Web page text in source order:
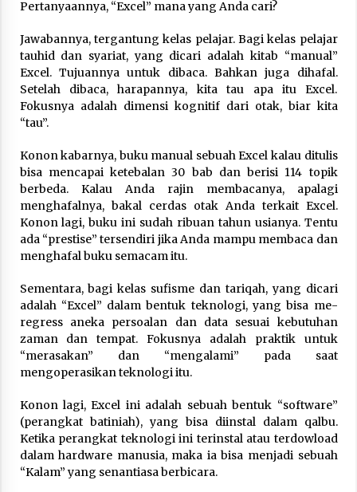
Pertanyaannya, “Excel” mana yang Anda cari?
Jawabannya, tergantung kelas pelajar. Bagi kelas pelajar
tauhid dan syariat, yang dicari adalah kitab “manual”
Excel. Tujuannya untuk dibaca. Bahkan juga dihafal.
Setelah dibaca, harapannya, kita tau apa itu Excel.
Fokusnya adalah dimensi kognitif dari otak, biar kita
“tau”.
Konon kabarnya, buku manual sebuah Excel kalau ditulis
bisa mencapai ketebalan 30 bab dan berisi 114 topik
berbeda. Kalau Anda rajin membacanya, apalagi
menghafalnya, bakal cerdas otak Anda terkait Excel.
Konon lagi, buku ini sudah ribuan tahun usianya. Tentu
ada “prestise” tersendiri jika Anda mampu membaca dan
menghafal buku semacam itu.
Sementara, bagi kelas sufisme dan tariqah, yang dicari
adalah “Excel” dalam bentuk teknologi, yang bisa me-
regress aneka persoalan dan data sesuai kebutuhan
zaman dan tempat. Fokusnya adalah praktik untuk
“merasakan” dan “mengalami” pada saat
mengoperasikan teknologi itu.
Konon lagi, Excel ini adalah sebuah bentuk “software”
(perangkat batiniah), yang bisa diinstal dalam qalbu.
Ketika perangkat teknologi ini terinstal atau terdowload
dalam hardware manusia, maka ia bisa menjadi sebuah
“Kalam” yang senantiasa berbicara.